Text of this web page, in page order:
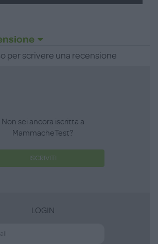
per scrivere una recensione
Non sei ancora iscritta a
MammacheTest?
ISCRIVITI
LOGIN